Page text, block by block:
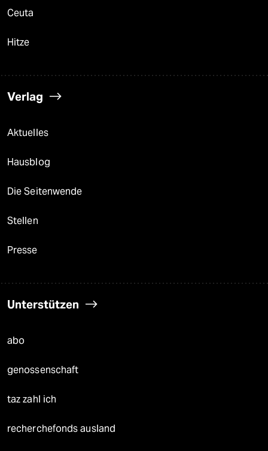
Ceuta
Hitze
Verlag
Aktuelles
Hausblog
Die Seitenwende
Stellen
Presse
Unterstützen
abo
genossenschaft
taz zahl ich
recherchefonds ausland